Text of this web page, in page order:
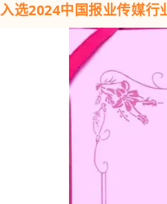
入选2024中国报业传媒行